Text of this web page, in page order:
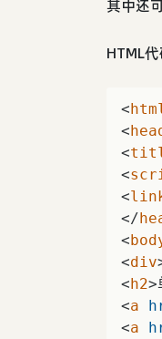
其中还
HTML代
<
<
<
<
<
</
<
<div
<h2>
<a
<a